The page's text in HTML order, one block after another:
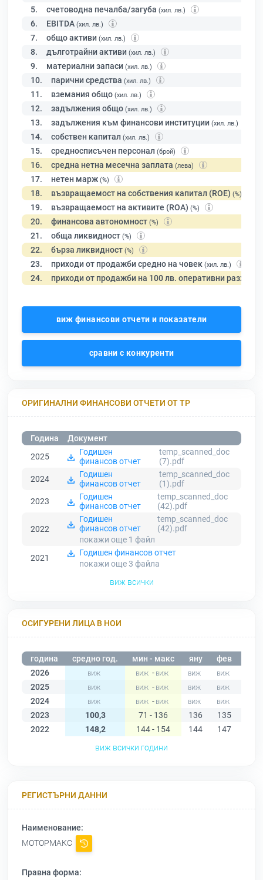
5. счетоводна печалба/загуба (хил. лв.)
6. EBITDA (хил. лв.)
7. общо активи (хил. лв.)
8. дълготрайни активи (хил. лв.)
9. материални запаси (хил. лв.)
10. парични средства (хил. лв.)
11. вземания общо (хил. лв.)
12. задължения общо (хил. лв.)
13. задължения към финансови институции (хил. лв.)
14. собствен капитал (хил. лв.)
15. средносписъчен персонал (брой)
16. средна нетна месечна заплата (лева)
17. нетен марж (%)
18. възвращаемост на собствения капитал (ROE) (%)
19. възвращаемост на активите (ROA) (%)
20. финансова автономност (%)
21. обща ликвидност (%)
22. бърза ликвидност (%)
23. приходи от продажби средно на човек (хил. лв.)
24. приходи от продажби на 100 лв. оперативни разходи
виж финансови отчети и показатели
сравни с конкуренти
ОРИГИНАЛНИ ФИНАНСОВИ ОТЧЕТИ ОТ ТР
Година
Документ
2025
Годишен
финансов отчет
temp_scanned_doc
(7).pdf
2024
Годишен
финансов отчет
temp_scanned_doc
(1).pdf
2023
Годишен
финансов отчет
temp_scanned_doc
(42).pdf
2022
Годишен
финансов отчет
temp_scanned_doc
(42).pdf
покажи още 1 файл
2021
Годишен финансов отчет
покажи още 3 файла
виж всички
ОСИГУРЕНИ ЛИЦА В НОИ
година средно год. мин - макс яну фев
2026
-
2025
-
2024
-
2023
100,3 71 - 136 136 135
2022
148,2 144 - 154 144 147
виж всички години
РЕГИСТЪРНИ ДАННИ
Наименование:
МОТОРМАКС
Правна форма: